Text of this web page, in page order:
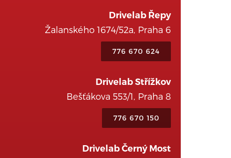
Drivelab Řepy
Žalanského 1674/52a, Praha 6
776 670 624
Drivelab Střížkov
Bešťákova 553/1, Praha 8
776 670 150
Drivelab Černý Most